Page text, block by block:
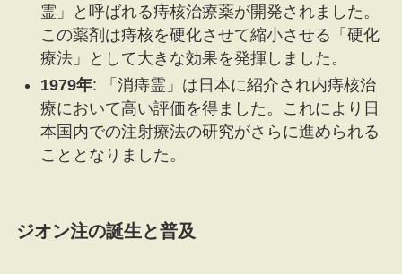
霊」と呼ばれる痔核治療薬が開発されました。
この薬剤は痔核を硬化させて縮小させる「硬化
療法」として大きな効果を発揮しました。
1979年: 「消痔霊」は日本に紹介され内痔核治
療において高い評価を得ました。これにより日
本国内での注射療法の研究がさらに進められる
こととなりました。
ジオン注の誕生と普及